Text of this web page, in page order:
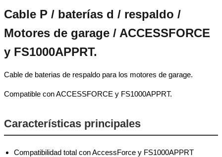
Cable P / baterías d / respaldo /
Motores de garage / ACCESSFORCE
y FS1000APPRT.
Cable de baterias de respaldo para los motores de garage.
Compatible con ACCESSFORCE y FS1000APPRT.
Características principales
Compatibilidad total con AccessForce y FS1000APPRT